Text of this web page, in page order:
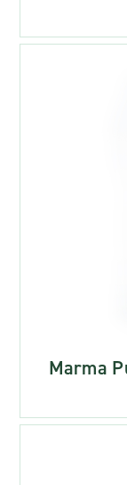
Marma